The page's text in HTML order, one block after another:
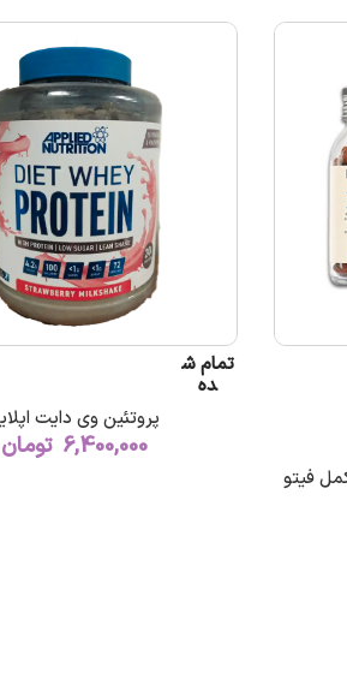
فیتو
تمام ش
ده
پروتئین وی دایت
6,400,000 تومان